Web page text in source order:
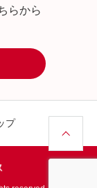
らから
プ